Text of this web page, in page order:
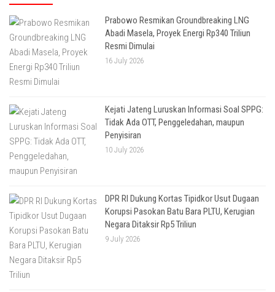
Prabowo Resmikan Groundbreaking LNG
Abadi Masela, Proyek Energi Rp340 Triliun
Resmi Dimulai
16 July 2026
Kejati Jateng Luruskan Informasi Soal SPPG:
Tidak Ada OTT, Penggeledahan, maupun
Penyisiran
10 July 2026
DPR RI Dukung Kortas Tipidkor Usut Dugaan
Korupsi Pasokan Batu Bara PLTU, Kerugian
Negara Ditaksir Rp5 Triliun
9 July 2026